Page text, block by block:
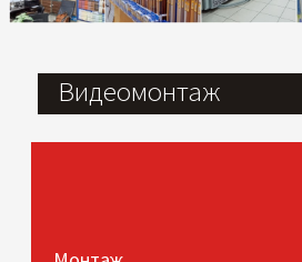
Видеомонтаж